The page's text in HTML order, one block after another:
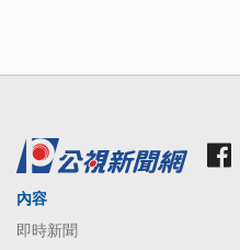
內容
即時新聞